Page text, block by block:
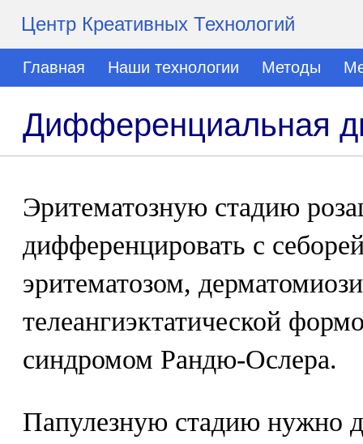
Центр Креативных Технологий
Главная Наши технологии Методы
Дифференциальная
Эритематозную стадию
дифференцировать с
эритематозом,
телеангиэктатической
синдромом Рандю-Ослера.
Папулезную стадию нужно